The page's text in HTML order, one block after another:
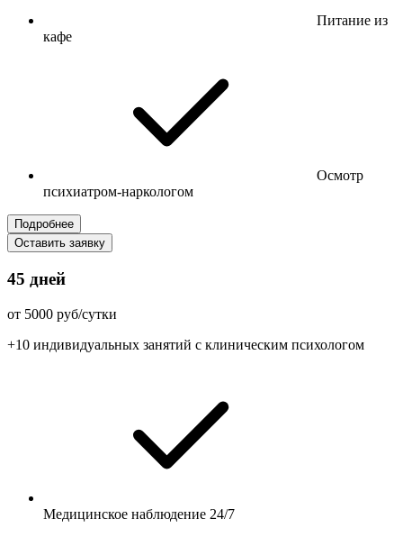
Питание из
кафе
Осмотр
психиатром-наркологом
Подробнее
Оставить заявку
45 дней
от 5000 руб/сутки
+10 индивидуальных занятий с клиническим психологом
Медицинское наблюдение 24/7